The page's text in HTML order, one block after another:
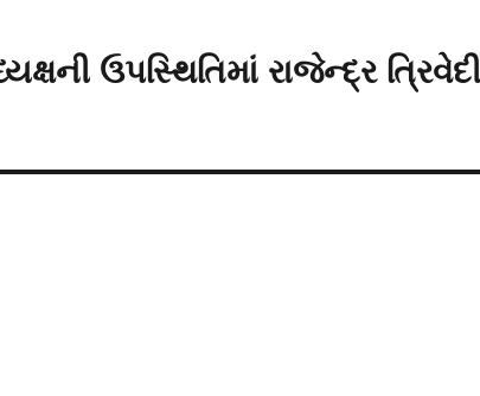
ઉપસ્થિતિમાં રાજેન્દ્ર ત્રિવેદી